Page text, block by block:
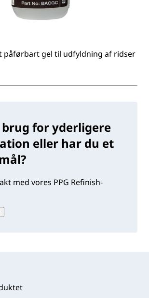
påførbart gel til udfyldning af ridser
brug for yderligere
eller har du et
med vores PPG Refinish-